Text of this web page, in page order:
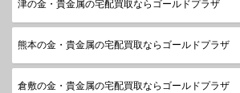
津の金・貴金属の宅配買取ならゴールドプラザ
熊本の金・貴金属の宅配買取ならゴールドプラザ
倉敷の金・貴金属の宅配買取ならゴールドプラザ